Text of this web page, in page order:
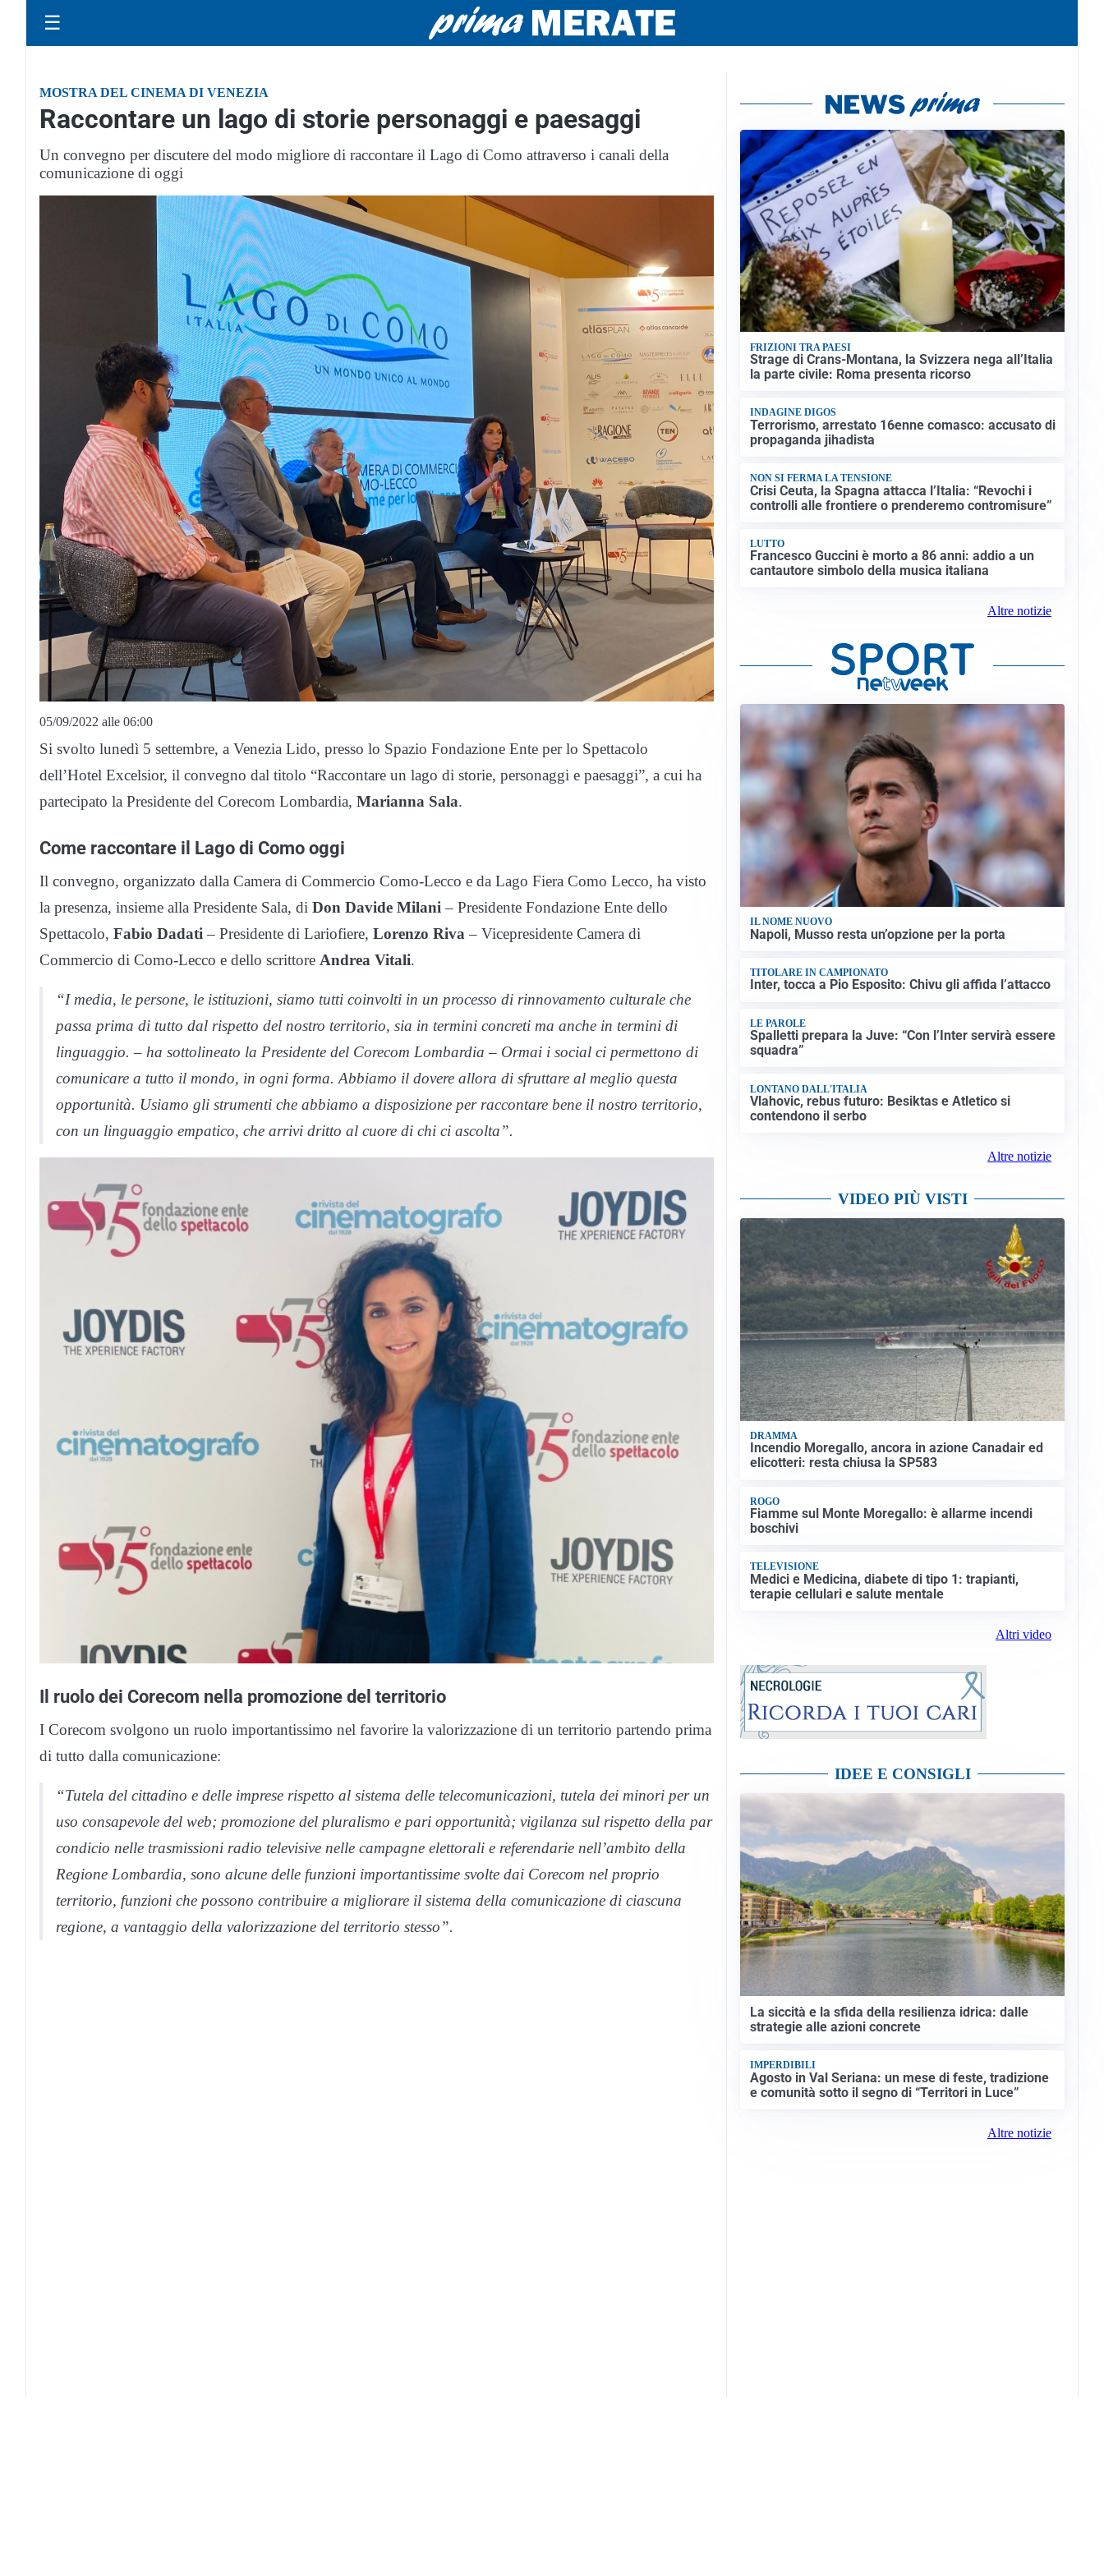
☰
MOSTRA DEL CINEMA DI VENEZIA
Raccontare un lago di storie personaggi e paesaggi
Un convegno per discutere del modo migliore di raccontare il Lago di Como attraverso i canali della
comunicazione di oggi
05/09/2022 alle 06:00
Si svolto lunedì 5 settembre, a Venezia Lido, presso lo Spazio Fondazione Ente per lo Spettacolo
dell’Hotel Excelsior, il convegno dal titolo “Raccontare un lago di storie, personaggi e paesaggi”, a cui ha
partecipato la Presidente del Corecom Lombardia, Marianna Sala.
Come raccontare il Lago di Como oggi
Il convegno, organizzato dalla Camera di Commercio Como-Lecco e da Lago Fiera Como Lecco, ha visto
la presenza, insieme alla Presidente Sala, di Don Davide Milani – Presidente Fondazione Ente dello
Spettacolo, Fabio Dadati – Presidente di Lariofiere, Lorenzo Riva – Vicepresidente Camera di
Commercio di Como-Lecco e dello scrittore Andrea Vitali.
“I media, le persone, le istituzioni, siamo tutti coinvolti in un processo di rinnovamento culturale che
passa prima di tutto dal rispetto del nostro territorio, sia in termini concreti ma anche in termini di
linguaggio. – ha sottolineato la Presidente del Corecom Lombardia – Ormai i social ci permettono di
comunicare a tutto il mondo, in ogni forma. Abbiamo il dovere allora di sfruttare al meglio questa
opportunità. Usiamo gli strumenti che abbiamo a disposizione per raccontare bene il nostro territorio,
con un linguaggio empatico, che arrivi dritto al cuore di chi ci ascolta”.
Il ruolo dei Corecom nella promozione del territorio
I Corecom svolgono un ruolo importantissimo nel favorire la valorizzazione di un territorio partendo prima
di tutto dalla comunicazione:
“Tutela del cittadino e delle imprese rispetto al sistema delle telecomunicazioni, tutela dei minori per un
uso consapevole del web; promozione del pluralismo e pari opportunità; vigilanza sul rispetto della par
condicio nelle trasmissioni radio televisive nelle campagne elettorali e referendarie nell’ambito della
Regione Lombardia, sono alcune delle funzioni importantissime svolte dai Corecom nel proprio
territorio, funzioni che possono contribuire a migliorare il sistema della comunicazione di ciascuna
regione, a vantaggio della valorizzazione del territorio stesso”.
FRIZIONI TRA PAESI
Strage di Crans-Montana, la Svizzera nega all’Italia
la parte civile: Roma presenta ricorso
INDAGINE DIGOS
Terrorismo, arrestato 16enne comasco: accusato di
propaganda jihadista
NON SI FERMA LA TENSIONE
Crisi Ceuta, la Spagna attacca l’Italia: “Revochi i
controlli alle frontiere o prenderemo contromisure”
LUTTO
Francesco Guccini è morto a 86 anni: addio a un
cantautore simbolo della musica italiana
Altre notizie
IL NOME NUOVO
Napoli, Musso resta un’opzione per la porta
TITOLARE IN CAMPIONATO
Inter, tocca a Pio Esposito: Chivu gli affida l’attacco
LE PAROLE
Spalletti prepara la Juve: “Con l’Inter servirà essere
squadra”
LONTANO DALL'ITALIA
Vlahovic, rebus futuro: Besiktas e Atletico si
contendono il serbo
Altre notizie
VIDEO PIÙ VISTI
DRAMMA
Incendio Moregallo, ancora in azione Canadair ed
elicotteri: resta chiusa la SP583
ROGO
Fiamme sul Monte Moregallo: è allarme incendi
boschivi
TELEVISIONE
Medici e Medicina, diabete di tipo 1: trapianti,
terapie cellulari e salute mentale
Altri video
IDEE E CONSIGLI
La siccità e la sfida della resilienza idrica: dalle
strategie alle azioni concrete
IMPERDIBILI
Agosto in Val Seriana: un mese di feste, tradizione
e comunità sotto il segno di “Territori in Luce”
Altre notizie